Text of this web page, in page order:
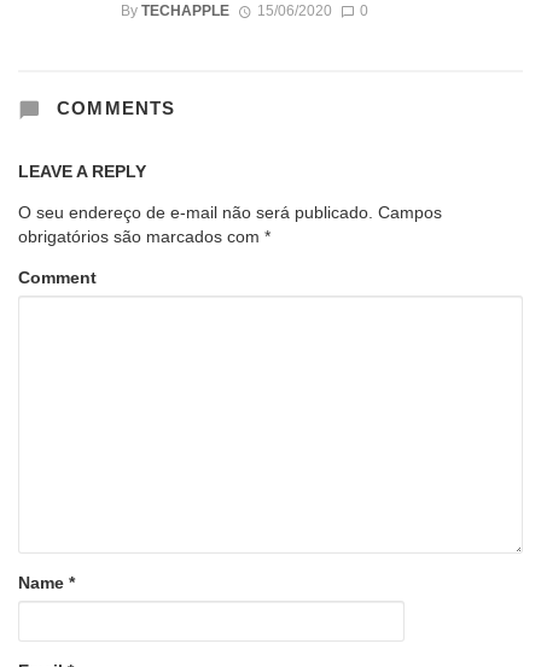
By TECHAPPLE 15/06/2020 0
COMMENTS
LEAVE A REPLY
O seu endereço de e-mail não será publicado. Campos
obrigatórios são marcados com *
Comment
Name *